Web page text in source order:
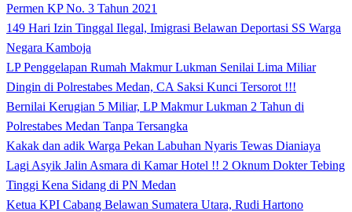
Permen KP No. 3 Tahun 2021
149 Hari Izin Tinggal Ilegal, Imigrasi Belawan Deportasi SS Warga
Negara Kamboja
LP Penggelapan Rumah Makmur Lukman Senilai Lima Miliar
Dingin di Polrestabes Medan, CA Saksi Kunci Tersorot !!!
Bernilai Kerugian 5 Miliar, LP Makmur Lukman 2 Tahun di
Polrestabes Medan Tanpa Tersangka
Kakak dan adik Warga Pekan Labuhan Nyaris Tewas Dianiaya
Lagi Asyik Jalin Asmara di Kamar Hotel !! 2 Oknum Dokter Tebing
Tinggi Kena Sidang di PN Medan
Ketua KPI Cabang Belawan Sumatera Utara, Rudi Hartono